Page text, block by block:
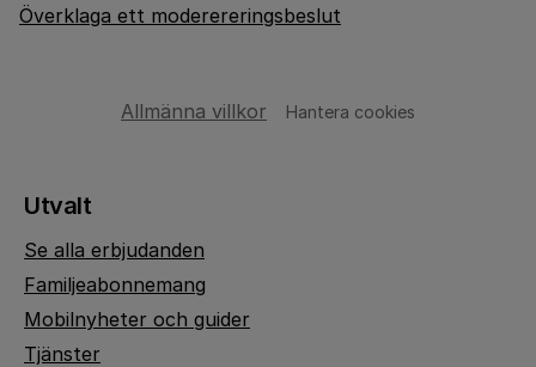
Överklaga ett moderereringsbeslut
Allmänna villkor Hantera cookies
Utvalt
Se alla erbjudanden
Familjeabonnemang
Mobilnyheter och guider
Tjänster